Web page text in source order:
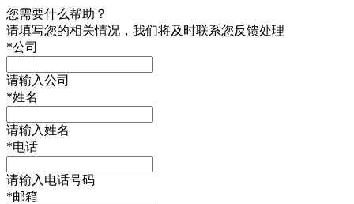
您需要什么帮助？
请填写您的相关情况，我们将及时联系您反馈处理
*公司
请输入公司
*姓名
请输入姓名
*电话
请输入电话号码
*邮箱